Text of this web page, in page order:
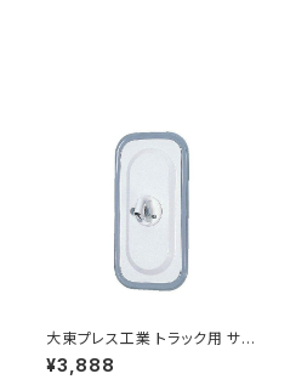
大東プレス工業 トラック用 サイ
ドミラー/バックミラー J08 330
X170 L012 DI-7
¥3,888